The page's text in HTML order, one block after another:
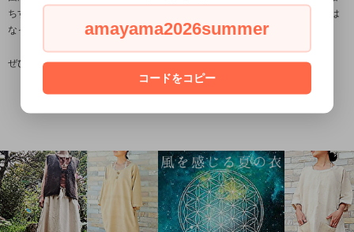
ちすることなく長年愛用することができています。（少しずつ少しずつ薄くは
なっていきますが。））
ぜひ皆さまにもこの心地よさを体感していただきたいです(^^)/
amayama2026summer
コードをコピー